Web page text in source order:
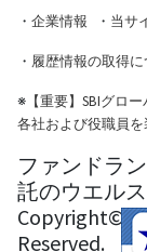
・ 企業情報 ・ 当サ
・ 履歴情報の取得に
※【重要】SBIグロ
各社および役職員
ファンドラ
託のウエル
Copyright©
Reserved.